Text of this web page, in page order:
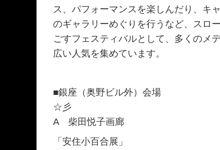
ス、パフォーマンスを楽しんだり、キ
のギャラリーめぐりを行うなど、スロ
ごすフェスティバルとして、多くのメ
広い人気を集めています。
■銀座（奥野ビル外）会場
☆彡
A 柴田悦子画廊
「安住小百合展」